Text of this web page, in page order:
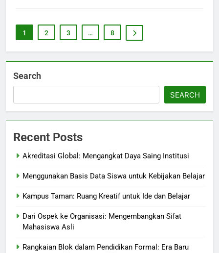
1 2 3 … 8
Search
SEARCH
Recent Posts
Akreditasi Global: Mengangkat Daya Saing Institusi
Menggunakan Basis Data Siswa untuk Kebijakan Belajar
Kampus Taman: Ruang Kreatif untuk Ide dan Belajar
Dari Ospek ke Organisasi: Mengembangkan Sifat
Mahasiswa Asli
Rangkaian Blok dalam Pendidikan Formal: Era Baru